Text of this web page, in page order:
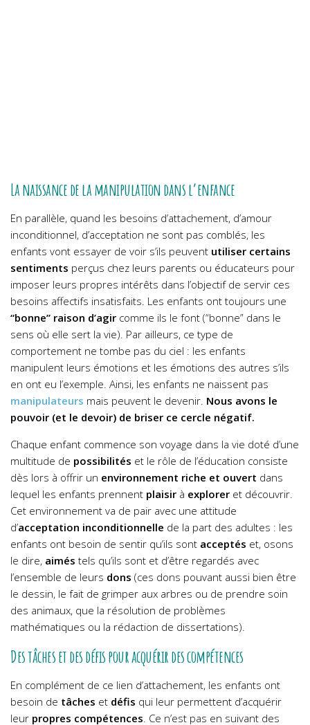
La naissance de la manipulation dans l’enfance
En parallèle, quand les besoins d’attachement, d’amour
inconditionnel, d’acceptation ne sont pas comblés, les
enfants vont essayer de voir s’ils peuvent utiliser certains
sentiments perçus chez leurs parents ou éducateurs pour
imposer leurs propres intérêts dans l’objectif de servir ces
besoins affectifs insatisfaits. Les enfants ont toujours une
“bonne” raison d’agir comme ils le font (“bonne” dans le
sens où elle sert la vie). Par ailleurs, ce type de
comportement ne tombe pas du ciel : les enfants
manipulent leurs émotions et les émotions des autres s’ils
en ont eu l’exemple. Ainsi, les enfants ne naissent pas
manipulateurs mais peuvent le devenir. Nous avons le
pouvoir (et le devoir) de briser ce cercle négatif.
Chaque enfant commence son voyage dans la vie doté d’une
multitude de possibilités et le rôle de l’éducation consiste
dès lors à offrir un environnement riche et ouvert dans
lequel les enfants prennent plaisir à explorer et découvrir.
Cet environnement va de pair avec une attitude
d’acceptation inconditionnelle de la part des adultes : les
enfants ont besoin de sentir qu’ils sont acceptés et, osons
le dire, aimés tels qu’ils sont et d’être regardés avec
l’ensemble de leurs dons (ces dons pouvant aussi bien être
le dessin, le fait de grimper aux arbres ou de prendre soin
des animaux, que la résolution de problèmes
mathématiques ou la rédaction de dissertations).
Des tâches et des défis pour acquérir des compétences
En complément de ce lien d’attachement, les enfants ont
besoin de tâches et défis qui leur permettent d’acquérir
leur propres compétences. Ce n’est pas en suivant des